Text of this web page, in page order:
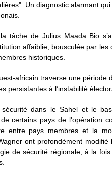
Un diagnostic alarmant
tâche de Julius Maada Bio
affaiblie, bousculée par
historiques.
africain traverse une période
persistantes à l’instabilité
dans le Sahel et le
certains pays de l'opération
entre pays membres et la
ont profondément
de sécurité régionale, à la